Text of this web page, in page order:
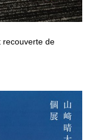
recouverte de